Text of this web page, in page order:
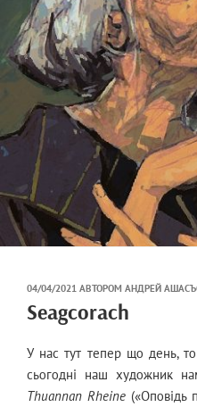
ОПУБЛІКОВАНО
НА
04/04/2021 АВТОРОМ АНДРЕЙ
Seagcorach
У нас тут тепер що день,
сьогодні наш художник
Thuannan Rheine(«Оповідь